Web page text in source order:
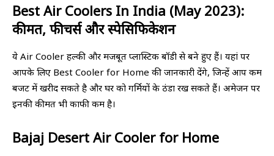
Best Air Coolers In India (May 2023):
कीमत, फीचर्स और स्पेसिफिकेशन
ये Air Cooler हल्की और मजबूत प्लास्टिक बॉडी से बने हुए हैं। यहां पर
आपके लिए Best Cooler for Home की जानकारी देंगे, जिन्हें आप कम
बजट में खरीद सकते है और घर को गर्मियों के ठंडा रख सकते हैं। अमेजन पर
इनकी कीमत भी काफी कम है।
Bajaj Desert Air Cooler for Home